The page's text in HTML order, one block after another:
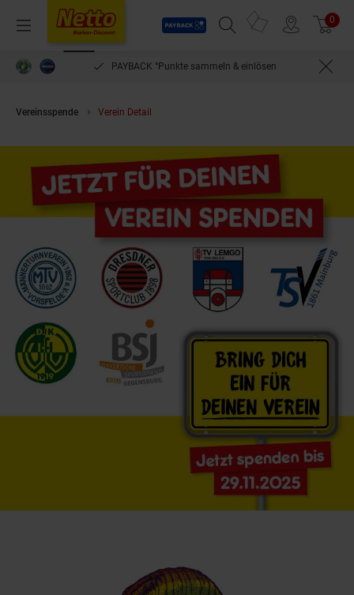
Menü
Payback
Suchfeld einblenden
Prospekte 0
PAYBACK °Punkte sammeln & einlösen
Vereinsspende Verein Detail